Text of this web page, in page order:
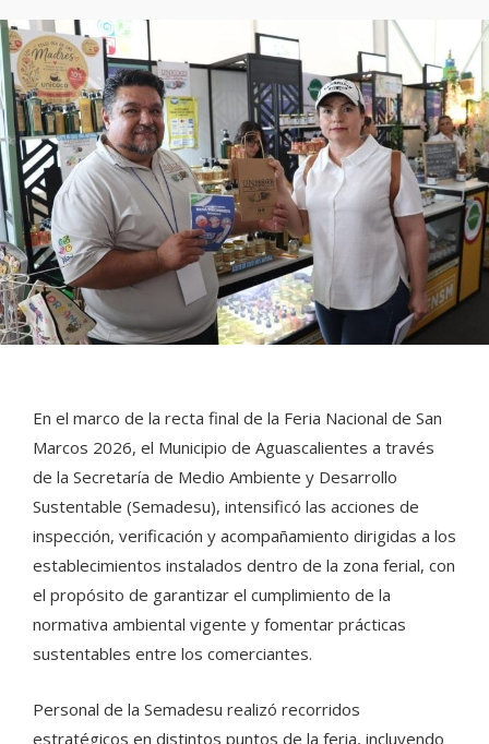
En el marco de la recta final de la Feria Nacional de San
Marcos 2026, el Municipio de Aguascalientes a través
de la Secretaría de Medio Ambiente y Desarrollo
Sustentable (Semadesu), intensificó las acciones de
inspección, verificación y acompañamiento dirigidas a los
establecimientos instalados dentro de la zona ferial, con
el propósito de garantizar el cumplimiento de la
normativa ambiental vigente y fomentar prácticas
sustentables entre los comerciantes.
Personal de la Semadesu realizó recorridos
estratégicos en distintos puntos de la feria, incluyendo